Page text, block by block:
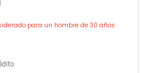
para un hombre de 30 años